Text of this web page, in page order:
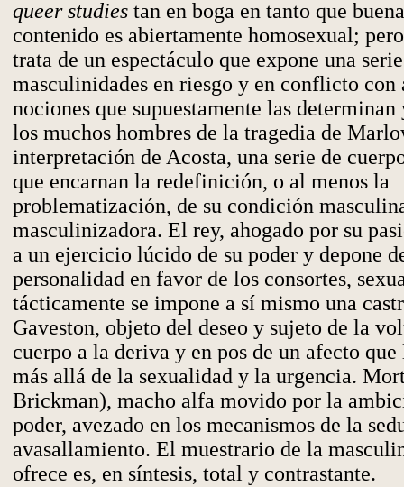
queer studies tan en boga en tanto que
contenido es abiertamente homosexual;
trata de un espectáculo que expone una
masculinidades en riesgo y en conflicto con
nociones que supuestamente las
los muchos hombres de la tragedia de
interpretación de Acosta, una serie de
que encarnan la redefinición, o al menos la
problematización, de su condición
masculinizadora. El rey, ahogado por su
a un ejercicio lúcido de su poder y depone
personalidad en favor de los consortes,
tácticamente se impone a sí mismo una
Gaveston, objeto del deseo y sujeto de la
cuerpo a la deriva y en pos de un afecto
más allá de la sexualidad y la urgencia.
Brickman), macho alfa movido por la
poder, avezado en los mecanismos de la
avasallamiento. El muestrario de la
ofrece es, en síntesis, total y contrastante.